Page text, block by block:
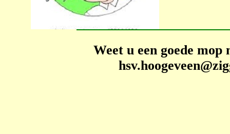
Weet u een goede mop